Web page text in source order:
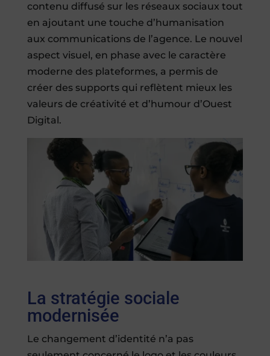
contenu diffusé sur les réseaux sociaux tout
en ajoutant une touche d’humanisation
aux communications de l’agence. Le nouvel
aspect visuel, en phase avec le caractère
moderne des plateformes, a permis de
créer des supports qui reflètent mieux les
valeurs de créativité et d’humour d’Ouest
Digital.
La stratégie sociale
modernisée
Le changement d’identité n’a pas